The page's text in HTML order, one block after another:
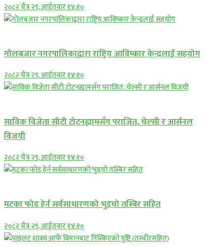
२०८२ चैत्र २९, आईतवार १४:१०
गोलबजार नगरपालिकाद्वारा राष्ट्रिय आविष्कार केन्द्रलाई सहयोग
२०८२ चैत्र २९, आईतवार १४:१०
साविक विजेता सीटी टोटनह्यामसँग पराजित, चेल्सी र आर्सनल
विजयी
२०८२ चैत्र २९, आईतवार १४:१०
मटका फोड हेर्न सर्वसाधारणको भुइचो तस्बिर सहित
२०८२ चैत्र २९, आईतवार १४:१०